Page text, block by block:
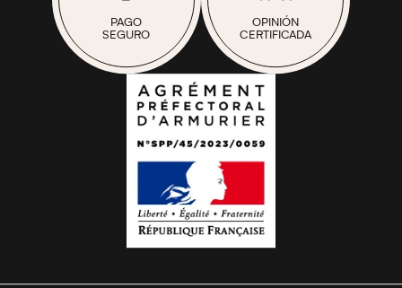
PAGO
SEGURO
OPINIÓN
CERTIFICADA